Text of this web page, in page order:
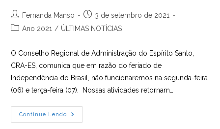
Autor
do
Fernanda Manso
Post
publicado:
3 de setembro de 2021
Categoria
post:
Ano 2021 / ÚLTIMAS NOTÍCIAS
O Conselho Regional de Administração do Espírito Santo,
CRA-ES, comunica que em razão do feriado de
Independência do Brasil, não funcionaremos na segunda-feira
(06) e terça-feira (07). Nossas atividades retornam…
Continue Lendo
Comunicado:
06